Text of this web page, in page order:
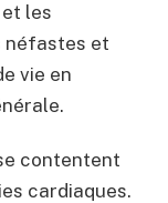
les
néfastes et
vie en
contentent
cardiaques.